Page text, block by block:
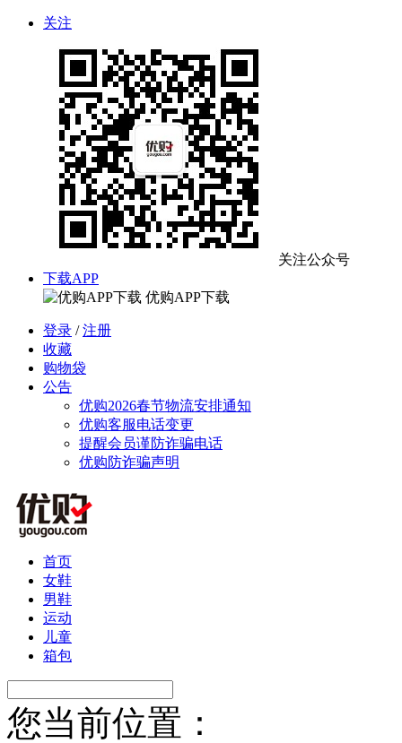
关注
关注公众号
下载APP
优购APP下载
登录 /注册
收藏
购物袋
公告
优购2026春节物流安排通知
优购客服电话变更
提醒会员谨防诈骗电话
优购防诈骗声明
首页
女鞋
男鞋
运动
儿童
箱包
您当前位置：